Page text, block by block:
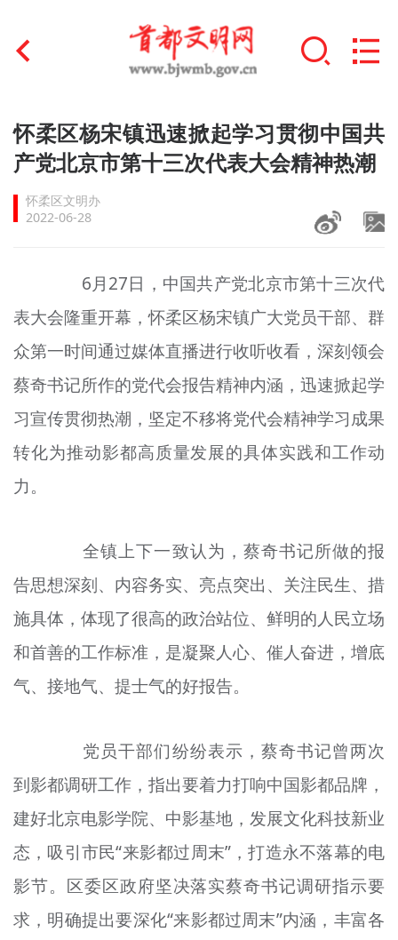
首页
文明创建
+
文明实践
未成年人思想道德建设
榜样人物
+
身边好人
文明评论
北京宣传文化引导基金
资料库
+
怀柔区杨宋镇迅速掀起学习贯彻中国共
产党北京市第十三次代表大会精神热潮
怀柔区文明办
2022-06-28
6月27日，中国共产党北京市第十三次代
表大会隆重开幕，怀柔区杨宋镇广大党员干部、群
众第一时间通过媒体直播进行收听收看，深刻领会
蔡奇书记所作的党代会报告精神内涵，迅速掀起学
习宣传贯彻热潮，坚定不移将党代会精神学习成果
转化为推动影都高质量发展的具体实践和工作动
力。
全镇上下一致认为，蔡奇书记所做的报
告思想深刻、内容务实、亮点突出、关注民生、措
施具体，体现了很高的政治站位、鲜明的人民立场
和首善的工作标准，是凝聚人心、催人奋进，增底
气、接地气、提士气的好报告。
党员干部们纷纷表示，蔡奇书记曾两次
到影都调研工作，指出要着力打响中国影都品牌，
建好北京电影学院、中影基地，发展文化科技新业
态，吸引市民“来影都过周末”，打造永不落幕的电
影节。区委区政府坚决落实蔡奇书记调研指示要
求，明确提出要深化“来影都过周末”内涵，丰富各